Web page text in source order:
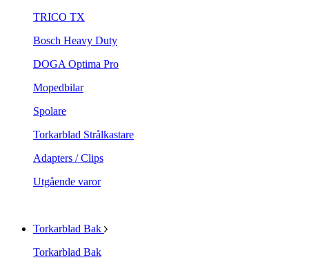
TRICO TX
Bosch Heavy Duty
DOGA Optima Pro
Mopedbilar
Spolare
Torkarblad Strålkastare
Adapters / Clips
Utgående varor
Torkarblad Bak
Torkarblad Bak